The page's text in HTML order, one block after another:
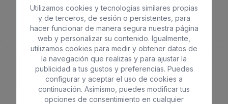
SUNSET SUITES BY BULL
** *
Playa Spa
Ciudad Todo incluido
Solo adultos Familias
Utilizamos cookies y tecnologías similares propias
y de terceros, de sesión o persistentes, para
hacer funcionar de manera segura nuestra página
web y personalizar su contenido. Igualmente,
utilizamos cookies para medir y obtener datos de
la navegación que realizas y para ajustar la
publicidad a tus gustos y preferencias. Puedes
configurar y aceptar el uso de cookies a
continuación. Asimismo, puedes modificar tus
opciones de consentimiento en cualquier